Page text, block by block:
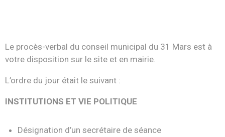
Le procès-verbal du conseil municipal du 31 Mars est à
votre disposition sur le site et en mairie.
L’ordre du jour était le suivant :
INSTITUTIONS ET VIE POLITIQUE
Désignation d’un secrétaire de séance